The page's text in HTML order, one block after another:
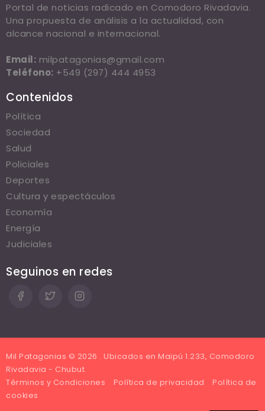
Portal de noticias radicado en Comodoro Rivadavia.
Una propuesta de análisis a la actualidad, con
alcance nacional e internacional.
Email: milpatagonias@gmail.com
Teléfono: +549 (297) 444 4953
Contenidos
Política
Sociedad
Salud
Policiales
Deportes
Cultura y espectáculos
Economía
Energía
Judiciales
Seguinos en redes
Mil Patagonias © 2026 . Ubicados en Maipú 1.233, Comodoro
Rivadavia - Chubut.
Términos y Condiciones
Política de privacidad
Política de
cookies